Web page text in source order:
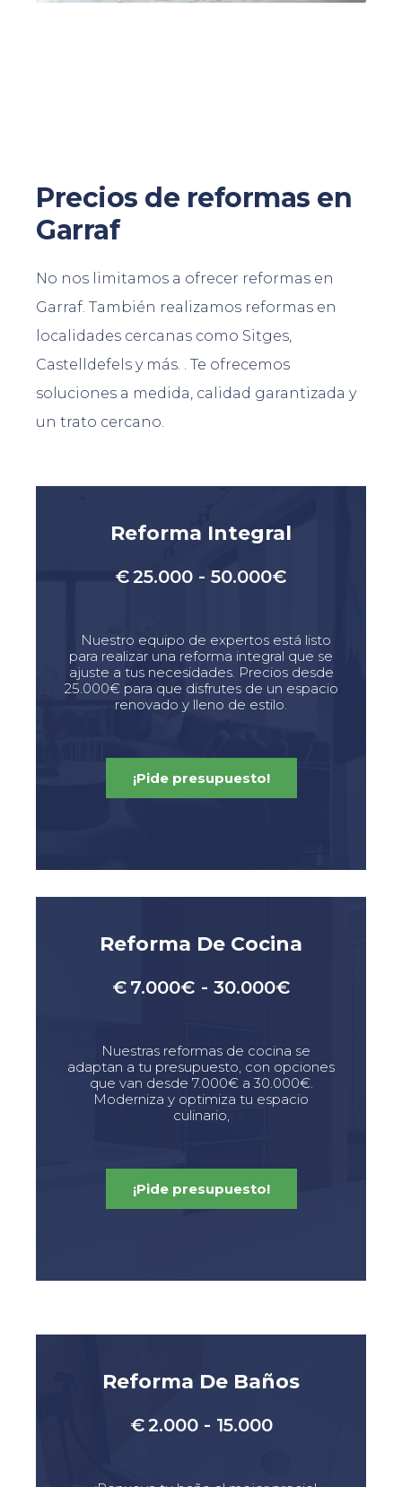
Precios de reformas en
Garraf
No nos limitamos a ofrecer reformas en
Garraf. También realizamos reformas en
localidades cercanas como Sitges,
Castelldefels y más. . Te ofrecemos
soluciones a medida, calidad garantizada y
un trato cercano.
Reforma Integral
€25.000 - 50.000€
Nuestro equipo de expertos está listo
para realizar una reforma integral que se
ajuste a tus necesidades. Precios desde
25.000€ para que disfrutes de un espacio
renovado y lleno de estilo.
¡Pide presupuesto!
Reforma De Cocina
€ 7.000€ - 30.000€
Nuestras reformas de cocina se
adaptan a tu presupuesto, con opciones
que van desde 7.000€ a 30.000€.
Moderniza y optimiza tu espacio
culinario,
¡Pide presupuesto!
Reforma De Baños
€2.000 - 15.000